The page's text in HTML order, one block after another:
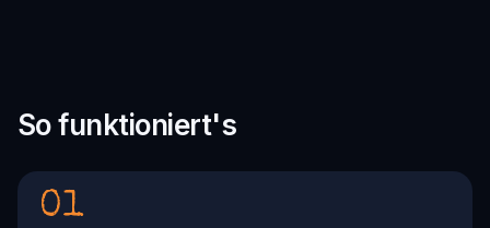
So funktioniert's
01